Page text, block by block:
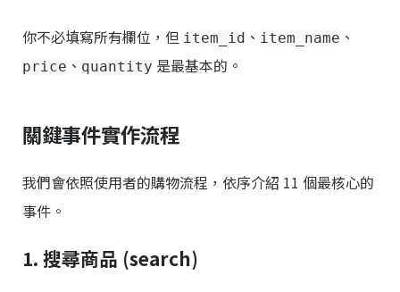
你不必填寫所有欄位，但 item_id 、 item_name 、
price 、 quantity 是最基本的。
關鍵事件實作流程
我們會依照使用者的購物流程，依序介紹 11 個最核心的
事件。
1. 搜尋商品 (search)